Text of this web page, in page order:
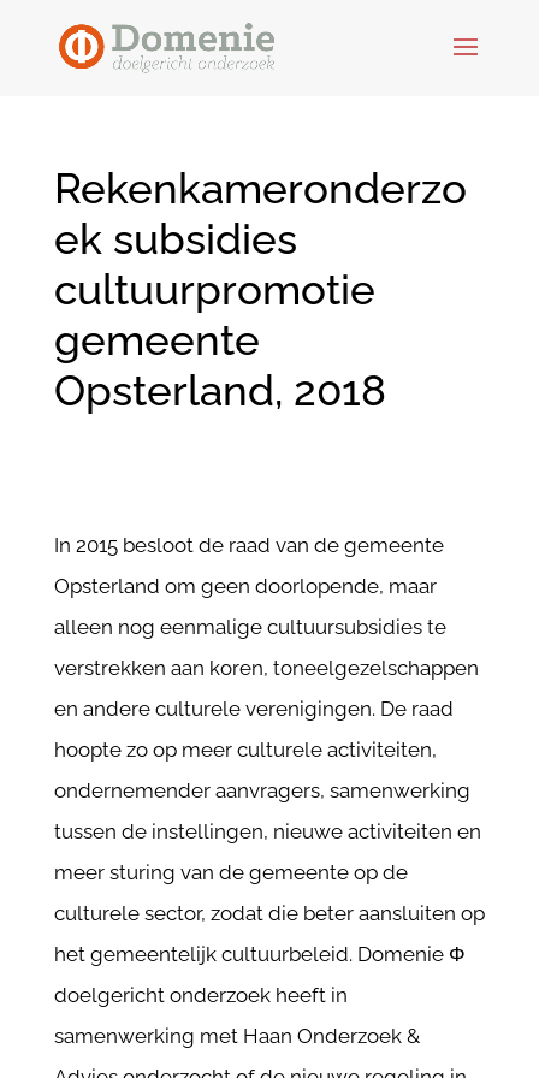
Rekenkameronderzo
ek subsidies
cultuurpromotie
gemeente
Opsterland, 2018
In 2015 besloot de raad van de gemeente
Opsterland om geen doorlopende, maar
alleen nog eenmalige cultuursubsidies te
verstrekken aan koren, toneelgezelschappen
en andere culturele verenigingen. De raad
hoopte zo op meer culturele activiteiten,
ondernemender aanvragers, samenwerking
tussen de instellingen, nieuwe activiteiten en
meer sturing van de gemeente op de
culturele sector, zodat die beter aansluiten op
het gemeentelijk cultuurbeleid. Domenie Φ
doelgericht onderzoek heeft in
samenwerking met Haan Onderzoek &